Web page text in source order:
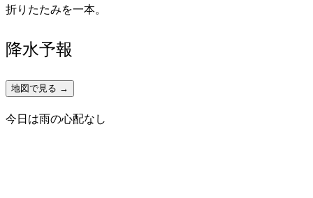
折りたたみを一本。
降水予報
地図で見る →
今日は雨の心配なし